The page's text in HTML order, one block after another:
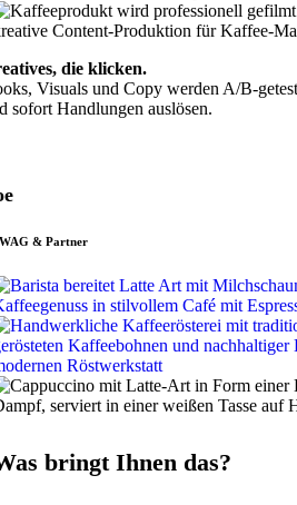
die klicken.
Visuals und Copy werden A/B-
sofort Handlungen auslösen.
& Partner
bringt Ihnen das?